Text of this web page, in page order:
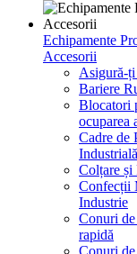
Echipamente
Accesorii
Asigură-
Bariere
Blocatori
ocuparea
Cadre de
Industrială
Colțare și
Confecții
Industrie
Conuri
rapidă
Conuri de